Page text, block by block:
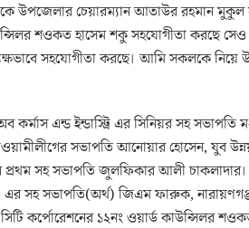
উপজেলার চেয়ারম্যান আতাউর রহমান
শওকত হাসেম শকু সহযোগীতা করছে
সহযোগীতা করছে। আমি সকলকে
কর্মাস এন্ড ইন্ডাস্ট্রি এর সিনিয়র সহ
সভাপতি আনোয়ার হোসেন, যুব
প্রথম সহ সভাপতি জুলফিকার আলী
এর সহ সভাপতি(অর্থ) জিএম ফারুক,
সিটি কর্পোরেশনের ১২নং ওয়ার্ড কাউন্সিলর